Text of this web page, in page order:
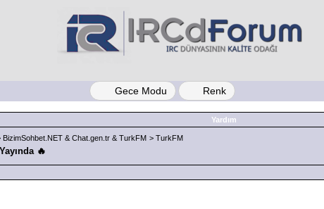
Gece Modu Renk
Yardım
BizimSohbet.NET & Chat.gen.tr & TurkFM > TurkFM
🔥